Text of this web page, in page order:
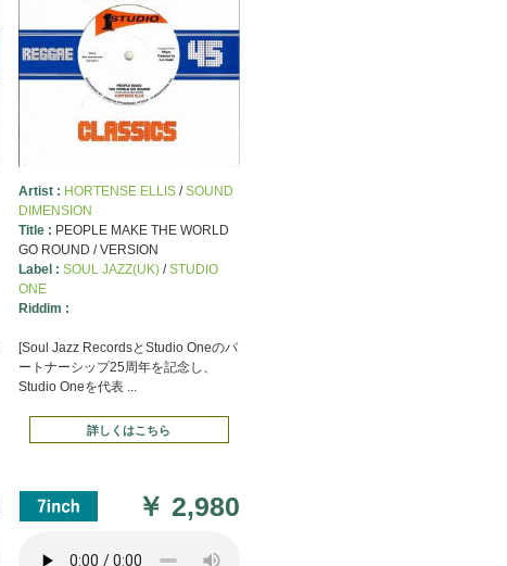
Artist : HORTENSE ELLIS/SOUND
DIMENSION
Title : PEOPLE MAKE THE WORLD
GO ROUND / VERSION
Label : SOUL JAZZ(UK)/STUDIO
ONE
Riddim :
[Soul Jazz RecordsとStudio Oneのパ
ートナーシップ25周年を記念し、
Studio Oneを代表 ...
詳しくはこちら
￥ 2,980